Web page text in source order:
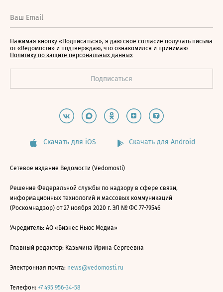
Нажимая кнопку «Подписаться», я даю свое согласие получать письма
от «Ведомости» и подтверждаю, что ознакомился и принимаю
Политику по защите персональных данных
Скачать для iOS Скачать для Android
Сетевое издание Ведомости (Vedomosti)
Решение Федеральной службы по надзору в сфере связи,
информационных технологий и массовых коммуникаций
(Роскомнадзор) от 27 ноября 2020 г. ЭЛ № ФС 77-79546
Учредитель: АО «Бизнес Ньюс Медиа»
Главный редактор: Казьмина Ирина Сергеевна
Электронная почта: news@vedomosti.ru
Телефон: +7 495 956-34-58